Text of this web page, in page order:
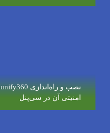
امنیتی آن در سی‌پنل